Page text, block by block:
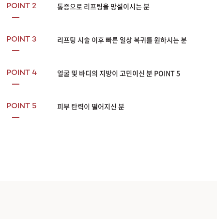
POINT 2 통증으로 리프팅을 망설이시는 분
POINT 3 리프팅 시술 이후 빠른 일상 복귀를 원하시는 분
POINT 4 얼굴 및 바디의 지방이 고민이신 분 POINT 5
POINT 5 피부 탄력이 떨어지신 분